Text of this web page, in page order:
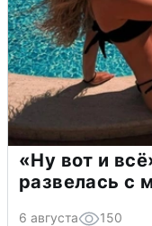
«Ну вот и
развелась с
6 августа 150